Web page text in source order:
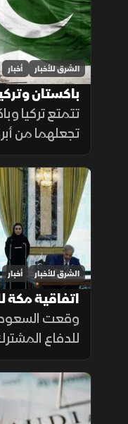
الشرق للأخبار أخبار
باكستان
تتمتع تركيا
تجعلهما من
استثمارات
المسلحة
ومنظومات
الشرق للأخبار أخبار
اتفاقية مكة
والأهداف
وقعت
للدفاع
والتنسيق
يدعم
الجاهزية